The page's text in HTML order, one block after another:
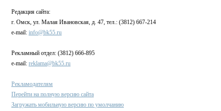
Редакция сайта:
г. Омск, ул. Малая Ивановская, д. 47, тел.: (3812) 667-214
e-mail: info@bk55.ru
Рекламный отдел: (3812) 666-895
e-mail: reklama@bk55.ru
Рекламодателям
Перейти на полную версию сайта
Загружать мобильную версию по умолчанию